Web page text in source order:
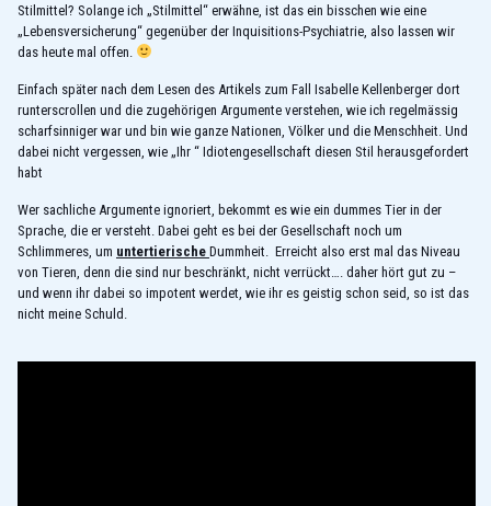
Stilmittel? Solange ich „Stilmittel“ erwähne, ist das ein bisschen wie eine
„Lebensversicherung“ gegenüber der Inquisitions-Psychiatrie, also lassen wir
das heute mal offen.
Einfach später nach dem Lesen des Artikels zum Fall Isabelle Kellenberger dort
runterscrollen und die zugehörigen Argumente verstehen, wie ich regelmässig
scharfsinniger war und bin wie ganze Nationen, Völker und die Menschheit. Und
dabei nicht vergessen, wie „Ihr “ Idiotengesellschaft diesen Stil herausgefordert
habt
Wer sachliche Argumente ignoriert, bekommt es wie ein dummes Tier in der
Sprache, die er versteht. Dabei geht es bei der Gesellschaft noch um
Schlimmeres, um untertierische Dummheit. Erreicht also erst mal das Niveau
von Tieren, denn die sind nur beschränkt, nicht verrückt…. daher hört gut zu –
und wenn ihr dabei so impotent werdet, wie ihr es geistig schon seid, so ist das
nicht meine Schuld.